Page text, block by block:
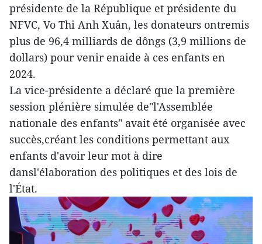
présidente de la République et présidente du
NFVC, Vo Thi Anh Xuân, les donateurs ontremis
plus de 96,4 milliards de dôngs (3,9 millions de
dollars) pour venir enaide à ces enfants en
2024.
La vice-présidente a déclaré que la première
session plénière simulée de"l'Assemblée
nationale des enfants" avait été organisée avec
succès,créant les conditions permettant aux
enfants d'avoir leur mot à dire
dansl'élaboration des politiques et des lois de
l'État.